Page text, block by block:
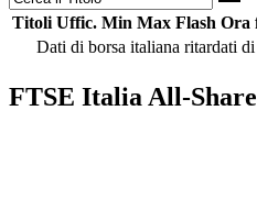
Titoli Uffic. Min Max Flash Ora
Dati di borsa italiana ritardati
FTSE Italia All-Share